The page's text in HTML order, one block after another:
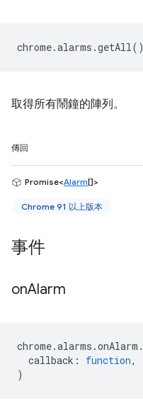
chrome.alarms .getAll()
取得所有鬧鐘的陣列。
傳回
Promise<Alarm[]>
Chrome 91 以上版本
事件
onAlarm
chrome.alarms .onAlarm .
callback : function,
)